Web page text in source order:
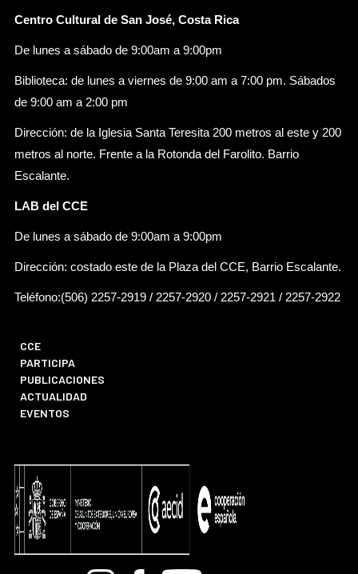
Centro Cultural de San José, Costa Rica
De lunes a sábado de 9:00am a 9:00pm
Biblioteca: de lunes a viernes de 9:00 am a 7:00 pm. Sábados
de 9:00 am a 2:00 pm
Dirección: de la Iglesia Santa Teresita 200 metros al este y 200
metros al norte. Frente a la Rotonda del Farolito. Barrio
Escalante.
LAB del CCE
De lunes a sábado de 9:00am a 9:00pm
Dirección: costado este de la Plaza del CCE, Barrio Escalante.
Teléfono:(506) 2257-2919 / 2257-2920 / 2257-2921 / 2257-2922
CCE
PARTICIPA
PUBLICACIONES
ACTUALIDAD
EVENTOS